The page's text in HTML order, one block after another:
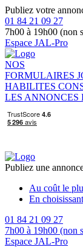
Publiez votre
01 84 21 09 27
7h00 à 19h00 (non
Espace JAL-Pro
NOS
FORMULAIRES
HABILITES
LES ANNONCES
Publiez une
Au coût le
En
01 84 21 09 27
7h00 à 19h00 (non
Espace JAL-Pro